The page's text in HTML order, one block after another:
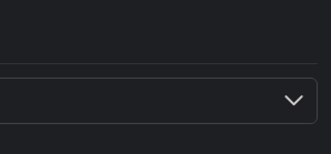
Key EA App?